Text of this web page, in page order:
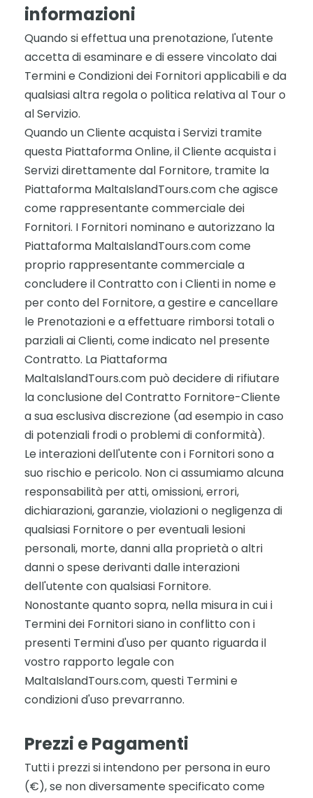
informazioni
Quando si effettua una prenotazione, l'utente
accetta di esaminare e di essere vincolato dai
Termini e Condizioni dei Fornitori applicabili e da
qualsiasi altra regola o politica relativa al Tour o
al Servizio.
Quando un Cliente acquista i Servizi tramite
questa Piattaforma Online, il Cliente acquista i
Servizi direttamente dal Fornitore, tramite la
Piattaforma MaltaIslandTours.com che agisce
come rappresentante commerciale dei
Fornitori. I Fornitori nominano e autorizzano la
Piattaforma MaltaIslandTours.com come
proprio rappresentante commerciale a
concludere il Contratto con i Clienti in nome e
per conto del Fornitore, a gestire e cancellare
le Prenotazioni e a effettuare rimborsi totali o
parziali ai Clienti, come indicato nel presente
Contratto. La Piattaforma
MaltaIslandTours.com può decidere di rifiutare
la conclusione del Contratto Fornitore-Cliente
a sua esclusiva discrezione (ad esempio in caso
di potenziali frodi o problemi di conformità).
Le interazioni dell'utente con i Fornitori sono a
suo rischio e pericolo. Non ci assumiamo alcuna
responsabilità per atti, omissioni, errori,
dichiarazioni, garanzie, violazioni o negligenza di
qualsiasi Fornitore o per eventuali lesioni
personali, morte, danni alla proprietà o altri
danni o spese derivanti dalle interazioni
dell'utente con qualsiasi Fornitore.
Nonostante quanto sopra, nella misura in cui i
Termini dei Fornitori siano in conflitto con i
presenti Termini d'uso per quanto riguarda il
vostro rapporto legale con
MaltaIslandTours.com, questi Termini e
condizioni d'uso prevarranno.
Prezzi e Pagamenti
Tutti i prezzi si intendono per persona in euro
(€), se non diversamente specificato come